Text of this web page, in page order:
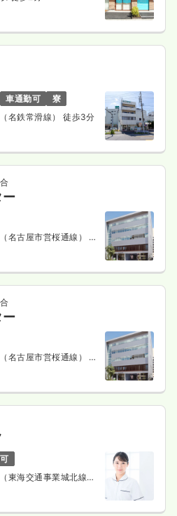
車通勤可
寮
名鉄常滑線） 徒歩3分
ー
名古屋市営桜通線） 徒
ー
名古屋市営桜通線） 徒
東海交通事業城北線）